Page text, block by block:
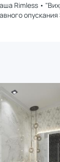
Rimless •